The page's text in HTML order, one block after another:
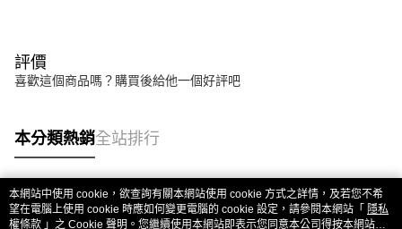
評價
喜歡這個商品嗎？購買後給他一個好評吧
本分類熱銷全站排行
熱門標籤
本網站中使用 cookie，欲查詢有關本網站使用 cookie 方式之詳情，及若您不希
望在電腦上使用 cookie 時應如何變更電腦的 cookie 設定，請參閱本網站「 隱私
權條款 」之 Cookie 聲明。您繼續使用本網站即表示您同意本公司得按本網站使